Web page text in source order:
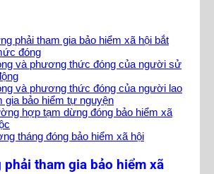
phải tham gia bảo hiểm xã hội bắt
đóng
và phương thức đóng của người sử
và phương thức đóng của người lao
gia bảo hiểm tự nguyện
hợp tạm dừng đóng bảo hiểm xã
tháng đóng bảo hiểm xã hội
tham gia bảo hiểm xã